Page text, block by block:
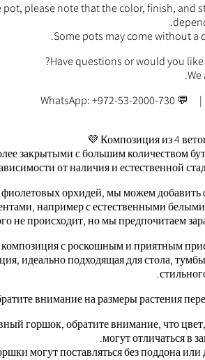
please note that the color, finish, and
Some pots may come without a
Have questions or would you like
We
Композиция из 4
закрытыми с большим количеством
от наличия и естественной
орхидей, мы можем добавить
например с естественными белыми
не происходит, но мы предпочитаем
композиция с роскошным и приятным
идеально подходящая для стола,
внимание на размеры растения
горшок, обратите внимание, что
могут отличаться в
могут поставляться без поддона или